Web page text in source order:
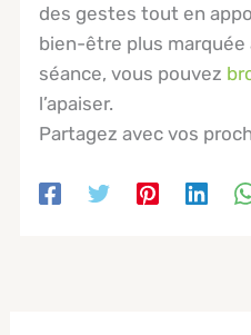
des gestes tout en
bien-être plus marquée
séance, vous pouvez
l’apaiser.
Partagez avec vos